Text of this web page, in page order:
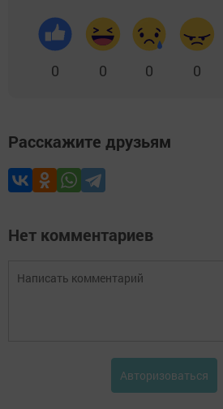
0 0 0 0
Расскажите друзьям
Нет комментариев
Авторизоваться